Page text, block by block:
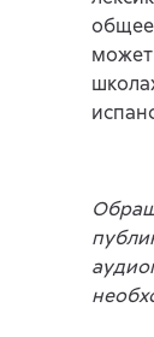
может